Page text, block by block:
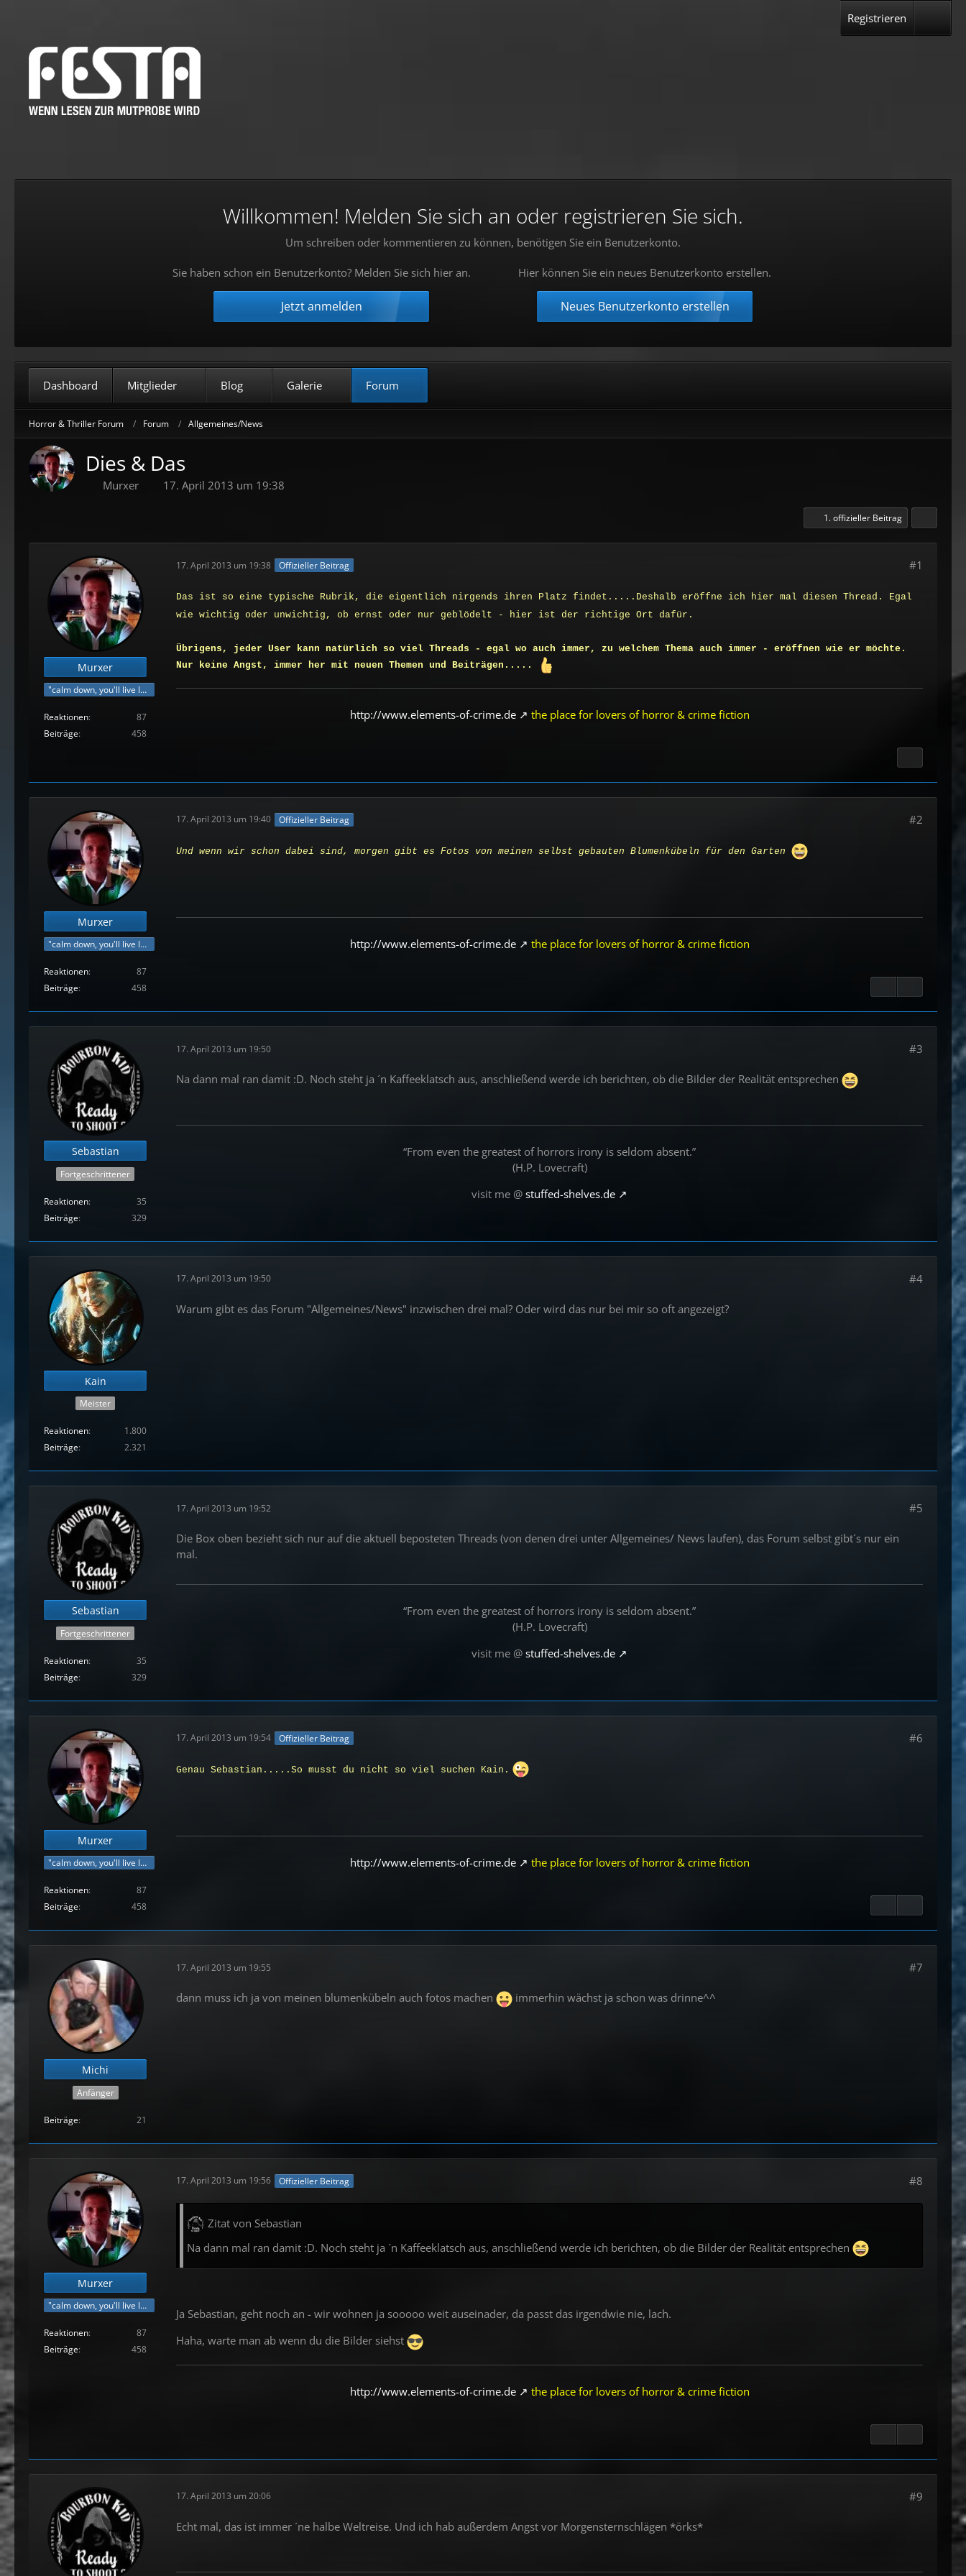
Willkommen! Melden Sie sich an oder registrieren Sie sich.
Um schreiben oder kommentieren zu können, benötigen Sie ein Benutzerkonto.
Sie haben schon ein Benutzerkonto? Melden Sie sich hier an.
Jetzt anmelden
Hier können Sie ein neues Benutzerkonto erstellen.
Neues Benutzerkonto erstellen
Dashboard Mitglieder Blog Galerie Forum
Registrieren
Horror & Thriller Forum Forum Allgemeines/News
Dies & Das
Murxer 17. April 2013 um 19:38
1. offizieller Beitrag
Murxer
"calm down, you'll live longer"
Reaktionen
87
Beiträge
458
17. April 2013 um 19:38 Offizieller Beitrag #1
Das ist so eine typische Rubrik, die eigentlich nirgends ihren Platz findet.....Deshalb eröffne ich hier mal diesen Thread. Egal
wie wichtig oder unwichtig, ob ernst oder nur geblödelt - hier ist der richtige Ort dafür.
Übrigens, jeder User kann natürlich so viel Threads - egal wo auch immer, zu welchem Thema auch immer - eröffnen wie er möchte.
Nur keine Angst, immer her mit neuen Themen und Beiträgen.....
http://www.elements-of-crime.de the place for lovers of horror & crime fiction
Murxer
"calm down, you'll live longer"
Reaktionen
87
Beiträge
458
17. April 2013 um 19:40 Offizieller Beitrag #2
Und wenn wir schon dabei sind, morgen gibt es Fotos von meinen selbst gebauten Blumenkübeln für den Garten
http://www.elements-of-crime.de the place for lovers of horror & crime fiction
Sebastian
Fortgeschrittener
Reaktionen
35
Beiträge
329
17. April 2013 um 19:50 #3
Na dann mal ran damit :D. Noch steht ja ´n Kaffeeklatsch aus, anschließend werde ich berichten, ob die Bilder der Realität entsprechen
“From even the greatest of horrors irony is seldom absent.”
(H.P. Lovecraft)
visit me @ stuffed-shelves.de
Kain
Meister
Reaktionen
1.800
Beiträge
2.321
17. April 2013 um 19:50 #4
Warum gibt es das Forum "Allgemeines/News" inzwischen drei mal? Oder wird das nur bei mir so oft angezeigt?
Sebastian
Fortgeschrittener
Reaktionen
35
Beiträge
329
17. April 2013 um 19:52 #5
Die Box oben bezieht sich nur auf die aktuell beposteten Threads (von denen drei unter Allgemeines/ News laufen), das Forum selbst gibt´s nur ein
mal.
“From even the greatest of horrors irony is seldom absent.”
(H.P. Lovecraft)
visit me @ stuffed-shelves.de
Murxer
"calm down, you'll live longer"
Reaktionen
87
Beiträge
458
17. April 2013 um 19:54 Offizieller Beitrag #6
Genau Sebastian.....So musst du nicht so viel suchen Kain.
http://www.elements-of-crime.de the place for lovers of horror & crime fiction
Michi
Anfänger
Beiträge 21
17. April 2013 um 19:55 #7
dann muss ich ja von meinen blumenkübeln auch fotos machen immerhin wächst ja schon was drinne^^
Murxer
"calm down, you'll live longer"
Reaktionen
87
Beiträge
458
17. April 2013 um 19:56 Offizieller Beitrag #8
Zitat von Sebastian
Na dann mal ran damit :D. Noch steht ja ´n Kaffeeklatsch aus, anschließend werde ich berichten, ob die Bilder der Realität entsprechen
Ja Sebastian, geht noch an - wir wohnen ja sooooo weit auseinader, da passt das irgendwie nie, lach.
Haha, warte man ab wenn du die Bilder siehst
http://www.elements-of-crime.de the place for lovers of horror & crime fiction
17. April 2013 um 20:06 #9
Echt mal, das ist immer ´ne halbe Weltreise. Und ich hab außerdem Angst vor Morgensternschlägen *örks*